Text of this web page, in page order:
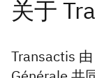
Transactis